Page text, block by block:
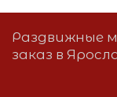
Раздвижные
заказ в